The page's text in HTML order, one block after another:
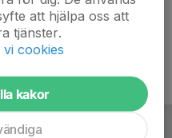
att hjälpa oss att
tjänster.
cookies
kakor